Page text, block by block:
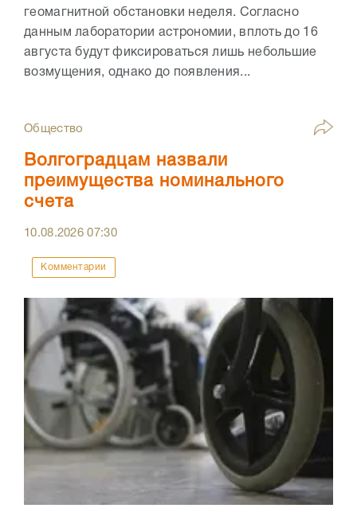
геомагнитной обстановки неделя. Согласно
данным лаборатории астрономии, вплоть до 16
августа будут фиксироваться лишь небольшие
возмущения, однако до появления...
Общество
Волгоградцам назвали
преимущества номинального
счета
10.08.202607:30
Комментарии